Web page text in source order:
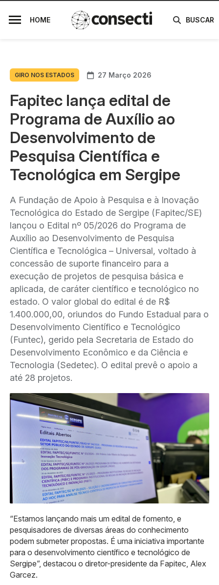
HOME BUSCAR
GIRO NOS ESTADOS 27 Março 2026
Fapitec lança edital de
Programa de Auxílio ao
Desenvolvimento de
Pesquisa Científica e
Tecnológica em Sergipe
A Fundação de Apoio à Pesquisa e à Inovação
Tecnológica do Estado de Sergipe (Fapitec/SE)
lançou o Edital nº 05/2026 do Programa de
Auxílio ao Desenvolvimento de Pesquisa
Científica e Tecnológica – Universal, voltado à
concessão de suporte financeiro para a
execução de projetos de pesquisa básica e
aplicada, de caráter científico e tecnológico no
estado. O valor global do edital é de R$
1.400.000,00, oriundos do Fundo Estadual para o
Desenvolvimento Científico e Tecnológico
(Funtec), gerido pela Secretaria de Estado do
Desenvolvimento Econômico e da Ciência e
Tecnologia (Sedetec). O edital prevê o apoio a
até 28 projetos.
“Estamos lançando mais um edital de fomento, e
pesquisadores de diversas áreas do conhecimento
podem submeter propostas. É uma iniciativa importante
para o desenvolvimento científico e tecnológico de
Sergipe”, destacou o diretor-presidente da Fapitec, Alex
Garcez.